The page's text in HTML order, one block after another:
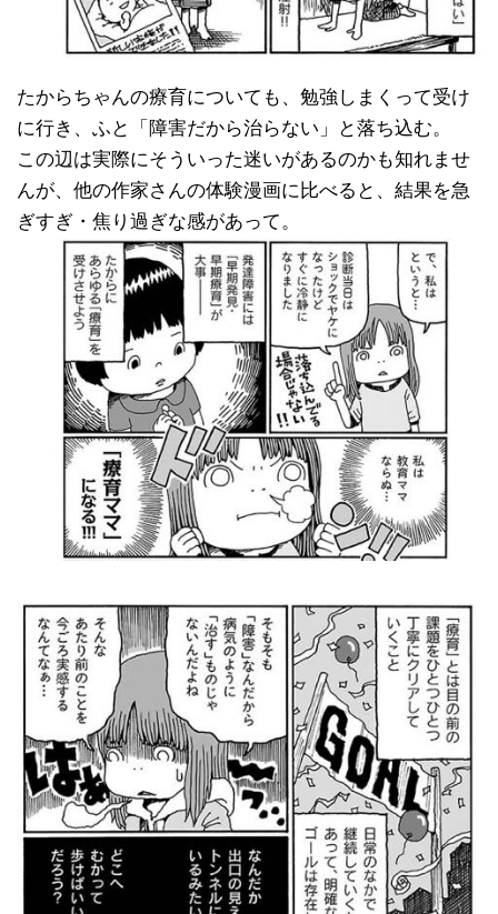
たからちゃんの療育についても、勉強しまくって受け
に行き、ふと「障害だから治らない」と落ち込む。
この辺は実際にそういった迷いがあるのかも知れませ
んが、他の作家さんの体験漫画に比べると、結果を急
ぎすぎ・焦り過ぎな感があって。